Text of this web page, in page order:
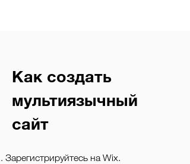
Как создать
мультиязычный
сайт
Зарегистрируйтесь на Wix.